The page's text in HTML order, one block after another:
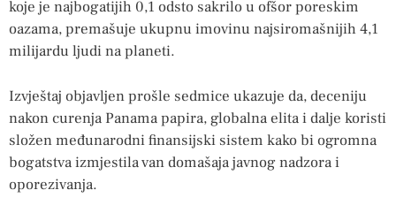
koje je najbogatijih 0,1 odsto sakrilo u ofšor poreskim
oazama, premašuje ukupnu imovinu najsiromašnijih 4,1
milijardu ljudi na planeti.
Izvještaj objavljen prošle sedmice ukazuje da, deceniju
nakon curenja Panama papira, globalna elita i dalje koristi
složen međunarodni finansijski sistem kako bi ogromna
bogatstva izmjestila van domašaja javnog nadzora i
oporezivanja.